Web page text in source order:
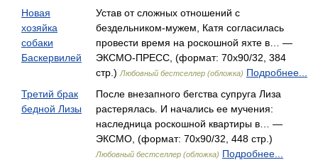
Новая
хозяйка
собаки
Баскервилей
Устав от сложных отношений с
бездельником-мужем, Катя согласилась
провести время на роскошной яхте в… —
ЭКСМО-ПРЕСС, (формат: 70x90/32, 384
стр.) Любовный бестселлер (обложка) Подробнее...
Третий брак
бедной Лизы
После внезапного бегства супруга Лиза
растерялась. И начались ее мучения:
наследница роскошной квартиры в… —
ЭКСМО, (формат: 70x90/32, 448 стр.)
Любовный бестселлер (обложка) Подробнее...